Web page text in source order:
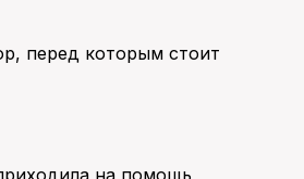
перед которым стоит
на помощь